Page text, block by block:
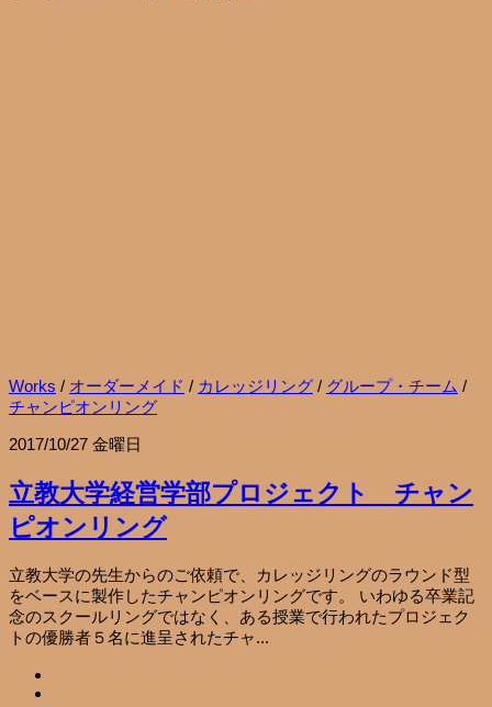
Works / オーダーメイド / カレッジリング / グループ・チーム /
チャンピオンリング
2017/10/27 金曜日
立教大学経営学部プロジェクト チャン
ピオンリング
立教大学の先生からのご依頼で、カレッジリングのラウンド型
をベースに製作したチャンピオンリングです。 いわゆる卒業記
念のスクールリングではなく、ある授業で行われたプロジェク
トの優勝者５名に進呈されたチャ...